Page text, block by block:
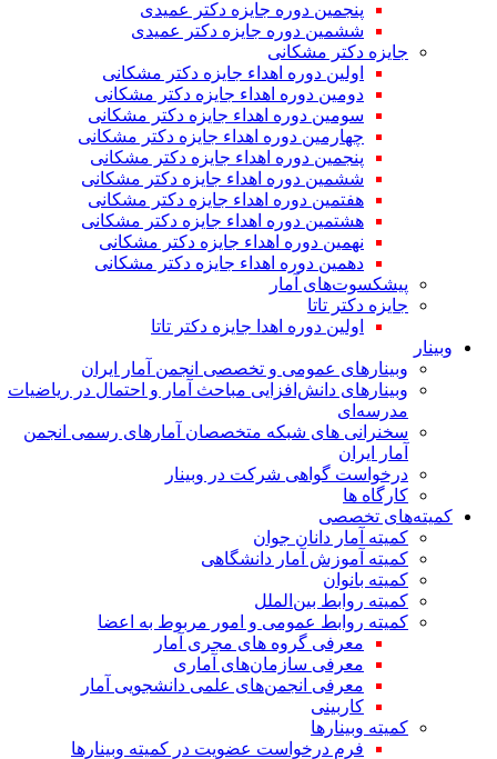
پنجمین دوره جایزه دکتر عمیدی
ششمین دوره جایزه دکتر عمیدی
جایزه دکتر مشکانی
اولین دوره اهداء جایزه دکتر مشکانی
دومین دوره اهداء جایزه دکتر مشکانی
سومین دوره اهداء جایزه دکتر مشکانی
چهارمین دوره اهداء جایزه دکتر مشکانی
پنجمین دوره اهداء جایزه دکتر مشکانی
ششمین دوره اهداء جایزه دکتر مشکانی
هفتمین دوره اهداء جایزه دکتر مشکانی
هشتمین دوره اهداء جایزه دکتر مشکانی
نهمین دوره اهداء جایزه دکتر مشکانی
دهمین دوره اهداء جایزه دکتر مشکانی
پیشکسوت‌های آمار
جایزه دکتر تاتا
اولین دوره اهدا جایزه دکتر تاتا
وبینار
وبینارهای عمومی و تخصصی انجمن آمار ایران
وبینارهای دانش‌افزایی مباحث آمار و احتمال در ریاضیات
مدرسه‌ای
سخنرانی های شبکه متخصصان آمارهای رسمی انجمن
آمار ایران
درخواست گواهی شرکت در وبینار
کارگاه ها
کمیته‌های تخصصی
کمیته آمار دانان جوان
کمیته آموزش آمار دانشگاهی
کمیته بانوان
کمیته روابط بین‌الملل
کمیته روابط عمومی و امور مربوط به اعضا
معرفی گروه های مجری آمار
معرفی سازمان‌های آماری
معرفی انجمن‌های علمی دانشجویی آمار
کاربینی
کمیته وبینارها
فرم درخواست عضویت در کمیته وبینارها